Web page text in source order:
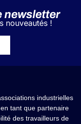
newsletter
nouveautés !
industrielles
tant que partenaire
des travailleurs de